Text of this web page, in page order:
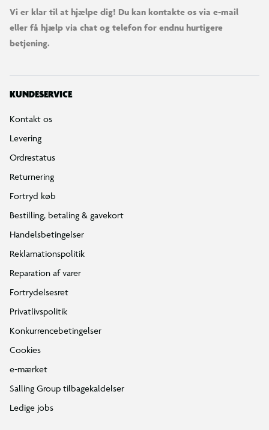
Vi er klar til at hjælpe dig! Du kan kontakte os via e-mail
eller få hjælp via chat og telefon for endnu hurtigere
betjening.
KUNDESERVICE
Kontakt os
Levering
Ordrestatus
Returnering
Fortryd køb
Bestilling, betaling & gavekort
Handelsbetingelser
Reklamationspolitik
Reparation af varer
Fortrydelsesret
Privatlivspolitik
Konkurrencebetingelser
Cookies
e-mærket
Salling Group tilbagekaldelser
Ledige jobs